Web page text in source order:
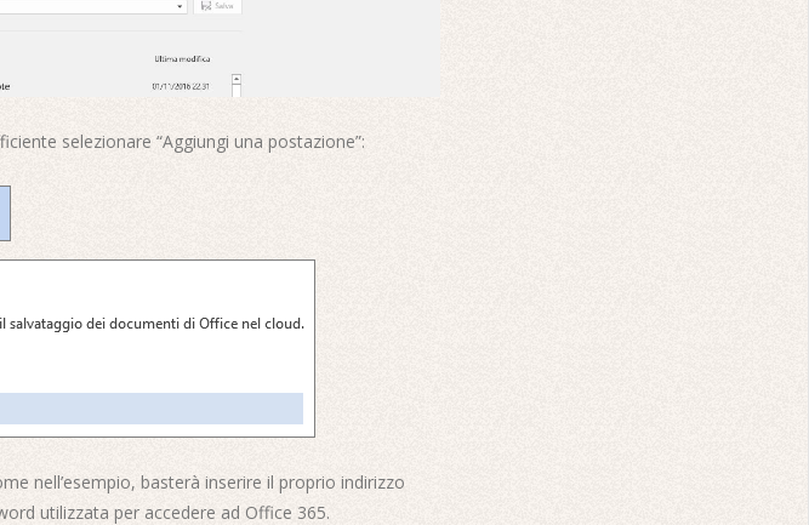
selezionare “Aggiungi una postazione”:
nell’esempio, basterà inserire il proprio indirizzo
utilizzata per accedere ad Office 365.